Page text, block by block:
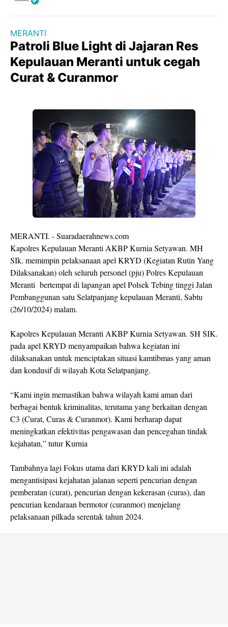
MERANTI
Patroli Blue Light di Jajaran Res
Kepulauan Meranti untuk cegah
Curat & Curanmor
MERANTI. - Suaradaerahnews.com
Kapolres Kepulauan Meranti AKBP Kurnia Setyawan. MH
SIk. memimpin pelaksanaan apel KRYD (Kegiatan Rutin Yang
Dilaksanakan) oleh seluruh personel (pju) Polres Kepulauan
Meranti bertempat di lapangan apel Polsek Tebing tinggi Jalan
Pembanggunan satu Selatpanjang kepulauan Meranti, Sabtu
(26/10/2024) malam.
Kapolres Kepulauan Meranti AKBP Kurnia Setyawan. SH SIK.
pada apel KRYD menyampaikan bahwa kegiatan ini
dilaksanakan untuk menciptakan situasi kamtibmas yang aman
dan kondusif di wilayah Kota Selatpanjang.
“Kami ingin memastikan bahwa wilayah kami aman dari
berbagai bentuk kriminalitas, terutama yang berkaitan dengan
C3 (Curat, Curas & Curanmor). Kami berharap dapat
meningkatkan efektivitas pengawasan dan pencegahan tindak
kejahatan,” tutur Kurnia
Tambahnya lagi Fokus utama dari KRYD kali ini adalah
mengantisipasi kejahatan jalanan seperti pencurian dengan
pemberatan (curat), pencurian dengan kekerasan (curas), dan
pencurian kendaraan bermotor (curanmor) menjelang
pelaksanaan pilkada serentak tahun 2024.